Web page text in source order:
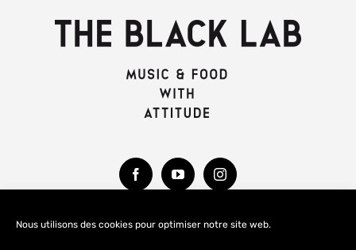
Nous utilisons des cookies pour optimiser notre site web.